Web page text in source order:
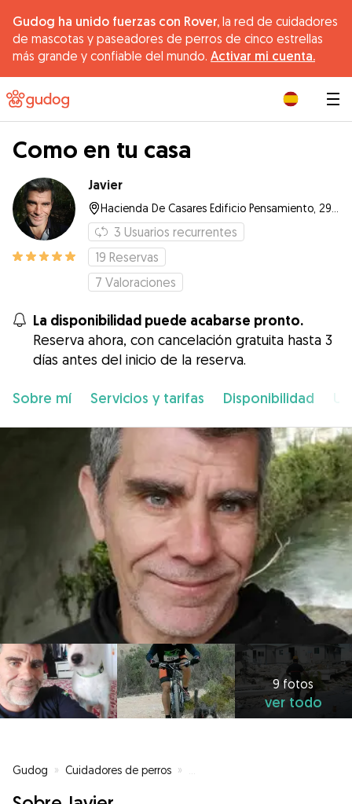
Gudog ha unido fuerzas con Rover, la red de cuidadores
de mascotas y paseadores de perros de cinco estrellas
más grande y confiable del mundo. Activar mi cuenta.
Como en tu casa
Javier
3 Usuarios recurrentes
19 Reservas
7 Valoraciones
La disponibilidad puede acabarse pronto.
Reserva ahora, con cancelación gratuita hasta 3
días antes del inicio de la reserva.
Sobre mí Servicios y tarifas Disponibilidad
9 fotos
ver todo
Gudog » Cuidadores de perros »